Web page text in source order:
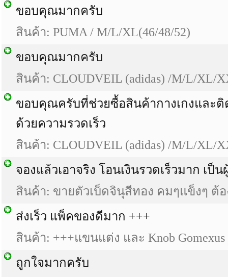
ขอบคุณมากครับ
สินค้า: PUMA / M/L/XL(46/48/52)
ขอบคุณมากครับ
สินค้า: CLOUDVEIL (adidas) /M/L/XL/
ขอบคุณครับที่ช่วยซื้อสินค้ากางเกงและติ
ด้วยความรวดเร็ว
สินค้า: CLOUDVEIL (adidas) /M/L/XL/
จองแล้วเอาจริง โอนเงินรวดเร็วมาก เป็
สินค้า: ขายตัวเบ็ดจินุสีทอง คมๆแข็งๆ ต้
ส่งเร็ว แพ็คของดีมาก +++
สินค้า: +++แขนแต่ง และ Knob
ถูกใจมากครับ